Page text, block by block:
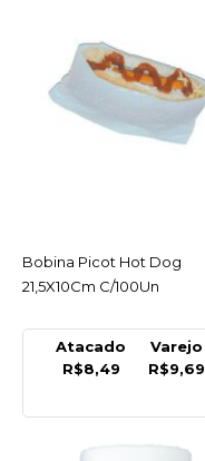
ACESSAR
Bobina Picot Hot Dog
21,5X10Cm C/100Un
Atacado
R$8,49
Varejo
R$9,69